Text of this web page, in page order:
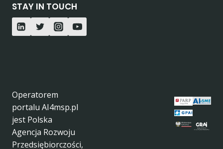
STAY IN TOUCH
Operatorem
portalu AI4msp.pl
jest Polska
Agencja Rozwoju
Przedsiębiorczości,